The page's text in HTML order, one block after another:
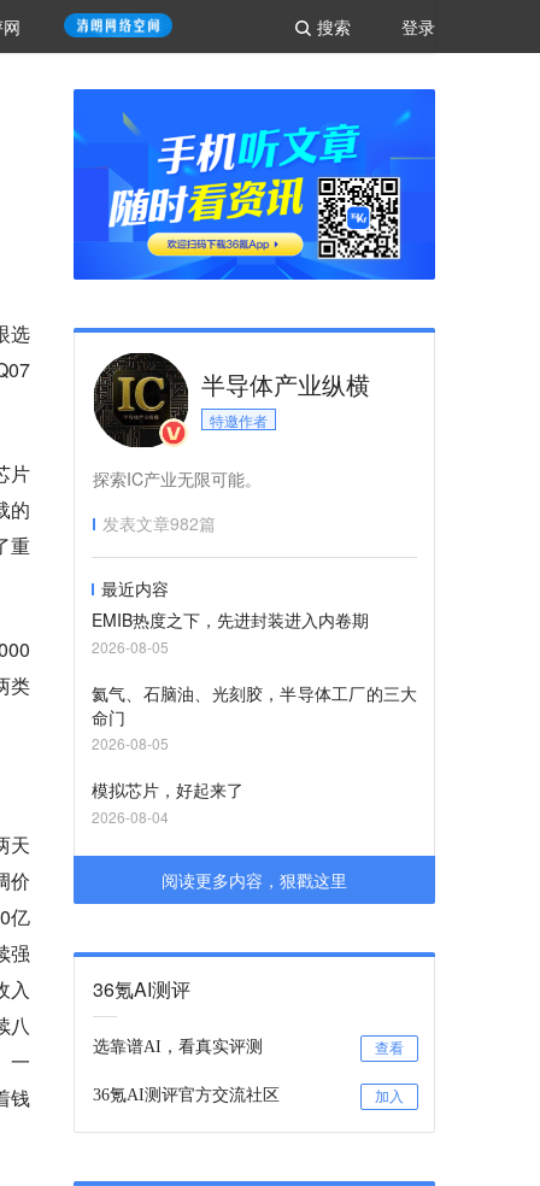
登录
搜索
选
片
的
重
类
天
价
亿
强
入
八
一
钱
半导体产业纵横
特邀作者
探索IC产业无限可能。
发表文章982篇
最近内容
EMIB热度之下，先进封装进入内卷期
2026-08-05
氦气、石脑油、光刻胶，半导体工厂的三大
命门
2026-08-05
模拟芯片，好起来了
2026-08-04
阅读更多内容，狠戳这里
36氪AI测评
选靠谱AI，看真实评测 查看
36氪AI测评官方交流社区 加入